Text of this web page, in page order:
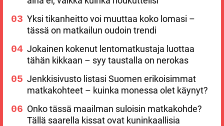
Yksi tikanheitto voi muuttaa koko lomasi –
tässä on matkailun oudoin trendi
Jokainen kokenut lentomatkustaja luottaa
tähän kikkaan – syy taustalla on nerokas
Jenkkisivusto listasi Suomen erikoisimmat
matkakohteet – kuinka monessa olet käynyt?
Onko tässä maailman suloisin matkakohde?
Tällä saarella kissat ovat kuninkaallisia